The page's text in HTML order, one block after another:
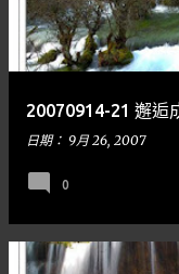
20070914-21 邂逅
日期： 9月 26, 2007
0